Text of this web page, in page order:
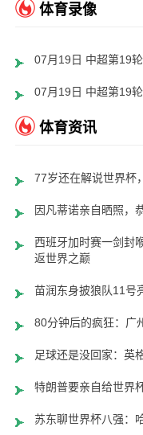
体育录像
07月19日 中超第19
07月19日 中超第19
体育资讯
77岁还在解说世界杯
因凡蒂诺亲自晒照，
西班牙加时赛一剑封
返世界之巅
苗润东身披狼队11号
80分钟后的疯狂：广
足球还是没回家：英
特朗普要亲自给世界
苏东聊世界杯八强：